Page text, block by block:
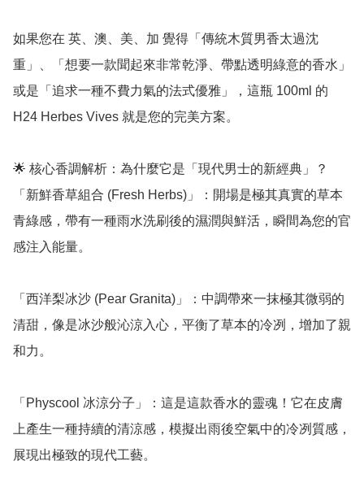
如果您在 英、澳、美、加 覺得「傳統木質男香太過沈
重」、「想要一款聞起來非常乾淨、帶點透明綠意的香水」
或是「追求一種不費力氣的法式優雅」，這瓶 100ml 的
H24 Herbes Vives 就是您的完美方案。
🌟 核心香調解析：為什麼它是「現代男士的新經典」？
「新鮮香草組合 (Fresh Herbs)」：開場是極其真實的草本
青綠感，帶有一種雨水洗刷後的濕潤與鮮活，瞬間為您的官
感注入能量。
「西洋梨冰沙 (Pear Granita)」：中調帶來一抹極其微弱的
清甜，像是冰沙般沁涼入心，平衡了草本的冷冽，增加了親
和力。
「Physcool 冰涼分子」：這是這款香水的靈魂！它在皮膚
上產生一種持續的清涼感，模擬出雨後空氣中的冷冽質感，
展現出極致的現代工藝。